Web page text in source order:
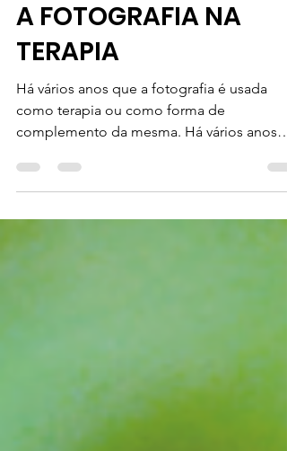
8 de abr. de 2016
2 min de leitura
A FOTOGRAFIA NA
TERAPIA
Há vários anos que a fotografia é usada
complemento da mesma. Há vários anos
que a fotografia é usada como...